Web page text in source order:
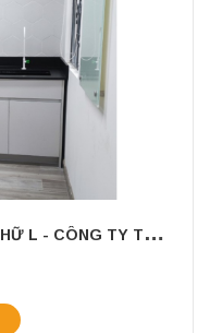
B
ÀN THÍ NGHIỆM ÁP TƯỜNG CHỮ L - CÔNG TY TNHH TM KH KT SCS